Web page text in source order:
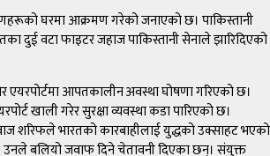
घरमा आक्रमण गरेको जनाएको छ। पाकिस्तानी
दुई वटा फाइटर जहाज पाकिस्तानी सेनाले झारिदिएको
एयरपोर्टमा आपतकालीन अवस्था घोषणा गरिएको छ।
खाली गरेर सुरक्षा व्यवस्था कडा पारिएको छ।
शरिफले भारतको कारबाहीलाई युद्धको उक्साहट भएको
उनले बलियो जवाफ दिने चेतावनी दिएका छन्। संयुक्त